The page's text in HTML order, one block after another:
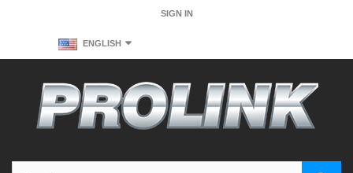
SIGN IN
ENGLISH